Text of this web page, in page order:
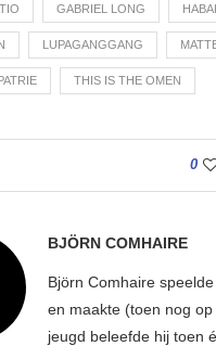
GABRIEL LONG
LUPAGANGGANG
THIS IS THE OMEN
0
BJÖRN COMHAIRE
Björn Comhaire
en maakte (toen nog
jeugd beleefde hij toen